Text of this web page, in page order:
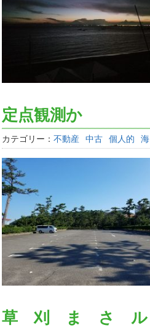
定点観測か
カテゴリー： 不動産 中古 個人的 海
草 刈 ま さ ル